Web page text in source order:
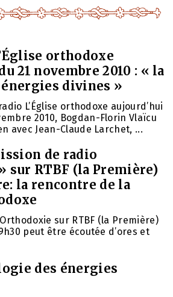
orthodoxe
21 novembre 2010 : « la
divines »
L’Église orthodoxe aujourd’hui
2010, Bogdan-Florin Vlaïcu
avec Jean-Claude Larchet, ...
de radio
sur RTBF (la Première)
la rencontre de la
sur RTBF (la Première)
peut être écoutée d’ores et
des énergies